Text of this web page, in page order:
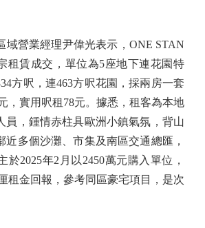
營業經理尹偉光表示，ONE STAN
租賃成交，單位為5座地下連花園特
方呎，連463方呎花園，採兩房一套
，實用呎租78元。據悉，租客為本地
員，鍾情赤柱具歐洲小鎮氣氛，背山
近多個沙灘、市集及南區交通總匯，
於2025年2月以2450萬元購入單位，
租金回報，參考同區豪宅項目，是次